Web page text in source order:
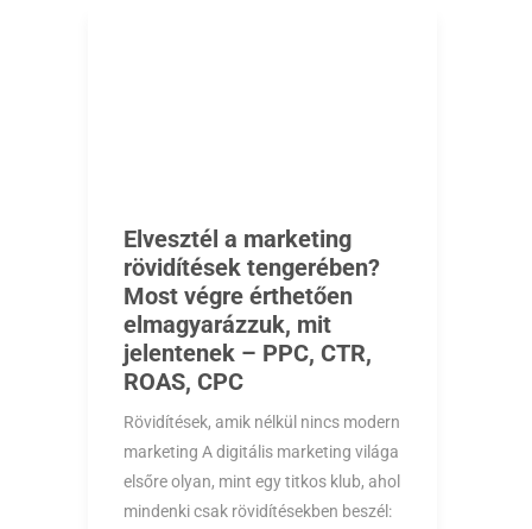
Elvesztél a marketing
rövidítések tengerében?
Most végre érthetően
elmagyarázzuk, mit
jelentenek – PPC, CTR,
ROAS, CPC
Rövidítések, amik nélkül nincs modern
marketing A digitális marketing világa
elsőre olyan, mint egy titkos klub, ahol
mindenki csak rövidítésekben beszél: